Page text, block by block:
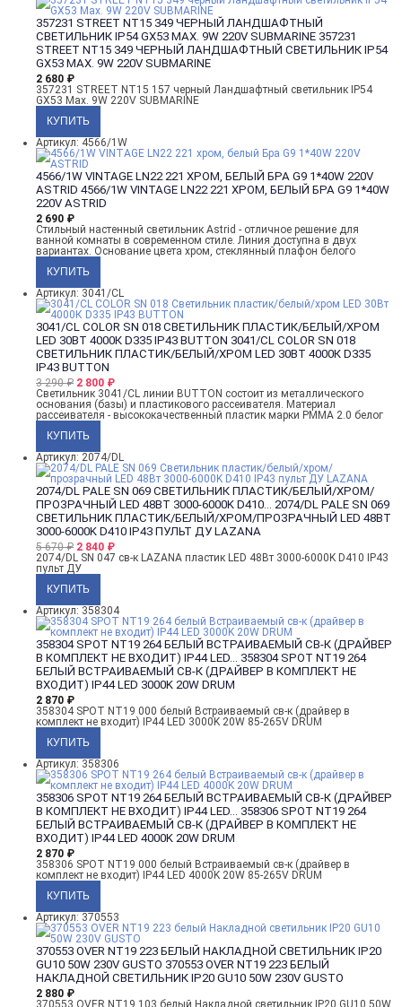
357231 STREET NT15 349 ЧЕРНЫЙ ЛАНДШАФТНЫЙ
СВЕТИЛЬНИК IP54 GX53 MAX. 9W 220V SUBMARINE 357231
STREET NT15 349 ЧЕРНЫЙ ЛАНДШАФТНЫЙ СВЕТИЛЬНИК IP54
GX53 MAX. 9W 220V SUBMARINE
2 680 ₽
357231 STREET NT15 157 черный Ландшафтный светильник IP54
GX53 Max. 9W 220V SUBMARINE
Артикул: 4566/1W
4566/1W VINTAGE LN22 221 ХРОМ, БЕЛЫЙ БРА G9 1*40W 220V
ASTRID 4566/1W VINTAGE LN22 221 ХРОМ, БЕЛЫЙ БРА G9 1*40W
220V ASTRID
2 690 ₽
Стильный настенный светильник Astrid - отличное решение для
ванной комнаты в современном стиле. Линия доступна в двух
вариантах. Основание цвета хром, стеклянный плафон белого
Артикул: 3041/CL
3041/CL COLOR SN 018 СВЕТИЛЬНИК ПЛАСТИК/БЕЛЫЙ/ХРОМ
LED 30ВТ 4000К D335 IP43 BUTTON 3041/CL COLOR SN 018
СВЕТИЛЬНИК ПЛАСТИК/БЕЛЫЙ/ХРОМ LED 30ВТ 4000К D335
IP43 BUTTON
3 290₽ 2 800 ₽
Светильник 3041/CL линии BUTTON состоит из металлического
основания (базы) и пластикового рассеивателя. Материал
рассеивателя - высококачественный пластик марки PMMA 2.0 белог
Артикул: 2074/DL
2074/DL PALE SN 069 СВЕТИЛЬНИК ПЛАСТИК/БЕЛЫЙ/ХРОМ/
ПРОЗРАЧНЫЙ LED 48ВТ 3000-6000K D410... 2074/DL PALE SN 069
СВЕТИЛЬНИК ПЛАСТИК/БЕЛЫЙ/ХРОМ/ПРОЗРАЧНЫЙ LED 48ВТ
3000-6000K D410 IP43 ПУЛЬТ ДУ LAZANA
5 670₽ 2 840 ₽
2074/DL SN 047 св-к LAZANA пластик LED 48Вт 3000-6000K D410 IP43
пульт ДУ
Артикул: 358304
358304 SPOT NT19 264 БЕЛЫЙ ВСТРАИВАЕМЫЙ СВ-К (ДРАЙВЕР
В КОМПЛЕКТ НЕ ВХОДИТ) IP44 LED... 358304 SPOT NT19 264
БЕЛЫЙ ВСТРАИВАЕМЫЙ СВ-К (ДРАЙВЕР В КОМПЛЕКТ НЕ
ВХОДИТ) IP44 LED 3000K 20W DRUM
2 870 ₽
358304 SPOT NT19 000 белый Встраиваемый св-к (драйвер в
комплект не входит) IP44 LED 3000K 20W 85-265V DRUM
Артикул: 358306
358306 SPOT NT19 264 БЕЛЫЙ ВСТРАИВАЕМЫЙ СВ-К (ДРАЙВЕР
В КОМПЛЕКТ НЕ ВХОДИТ) IP44 LED... 358306 SPOT NT19 264
БЕЛЫЙ ВСТРАИВАЕМЫЙ СВ-К (ДРАЙВЕР В КОМПЛЕКТ НЕ
ВХОДИТ) IP44 LED 4000K 20W DRUM
2 870 ₽
358306 SPOT NT19 000 белый Встраиваемый св-к (драйвер в
комплект не входит) IP44 LED 4000K 20W 85-265V DRUM
Артикул: 370553
370553 OVER NT19 223 БЕЛЫЙ НАКЛАДНОЙ СВЕТИЛЬНИК IP20
GU10 50W 230V GUSTO 370553 OVER NT19 223 БЕЛЫЙ
НАКЛАДНОЙ СВЕТИЛЬНИК IP20 GU10 50W 230V GUSTO
2 880 ₽
370553 OVER NT19 103 белый Накладной светильник IP20 GU10 50W